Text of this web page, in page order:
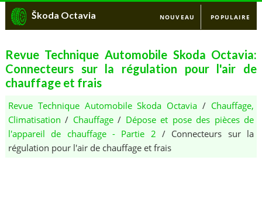
Škoda Octavia NOUVEAU POPULAIRE
Revue Technique Automobile Skoda Octavia:
Connecteurs sur la régulation pour l'air de
chauffage et frais
Revue Technique Automobile Skoda Octavia / Chauffage,
Climatisation / Chauffage/ Dépose et pose des pièces de
l'appareil de chauffage - Partie 2 / Connecteurs sur la
régulation pour l'air de chauffage et frais